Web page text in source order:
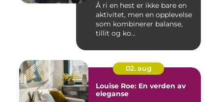
Å ri en hest er ikke bare en
aktivitet, men en opplevelse
som kombinerer balanse,
tillit og ko...
02. aug
Louise Roe: En verden av
eleganse